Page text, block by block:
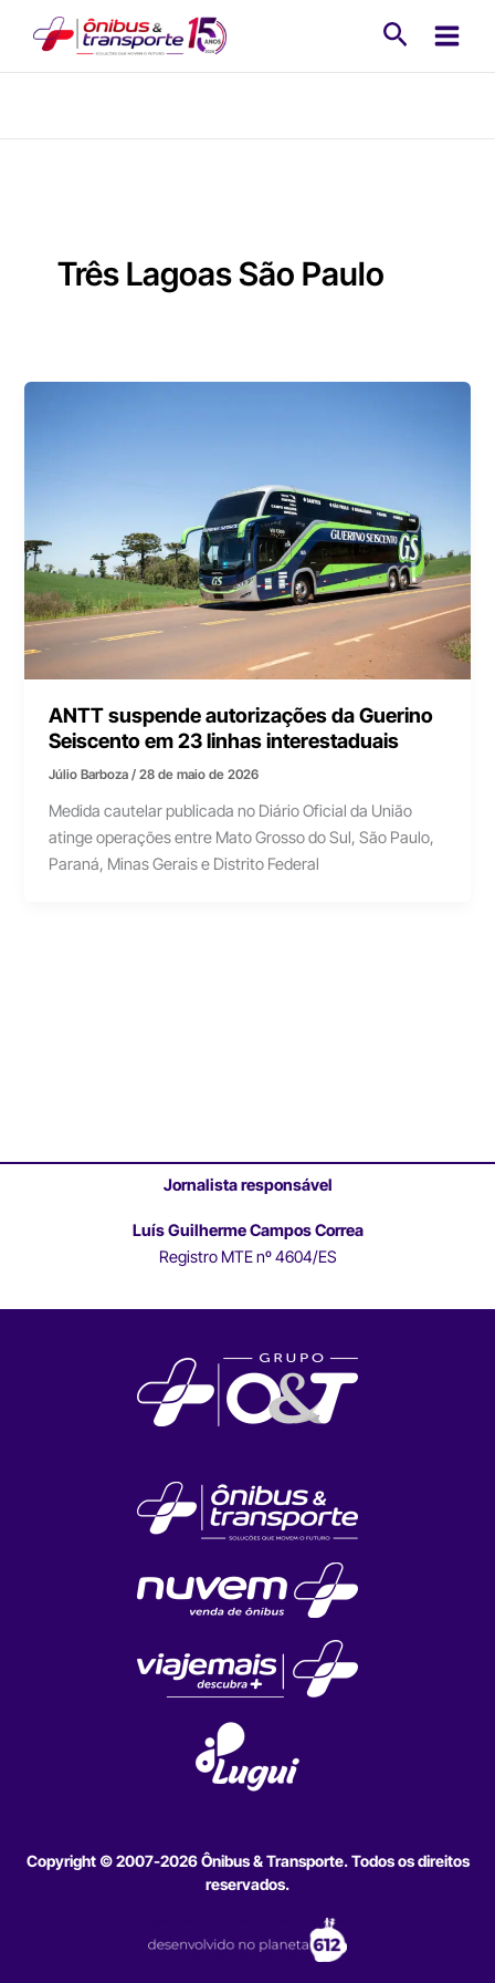
Três Lagoas São Paulo
ANTT suspende autorizações da Guerino
Seiscento em 23 linhas interestaduais
Júlio Barboza/28 de maio de 2026
Medida cautelar publicada no Diário Oficial da União
atinge operações entre Mato Grosso do Sul, São Paulo,
Paraná, Minas Gerais e Distrito Federal
Jornalista responsável
Luís Guilherme Campos Correa
Registro MTE nº 4604/ES
Copyright © 2007-2026 Ônibus & Transporte. Todos os direitos
reservados.